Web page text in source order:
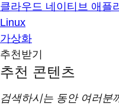
클라우드 네이티브 애플
Linux
가상화
추천받기
추천 콘텐츠
검색하시는 동안 여러분